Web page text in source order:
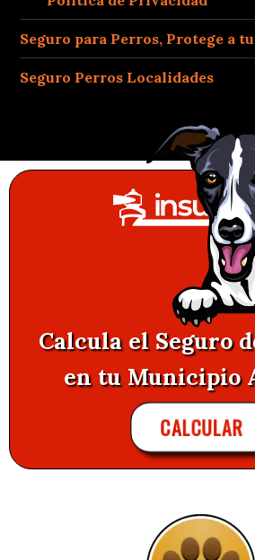
Seguro para Perros, Protege a
Seguro Perros Localidades
Calcula el Seguro
en tu Municipio
CALCULAR